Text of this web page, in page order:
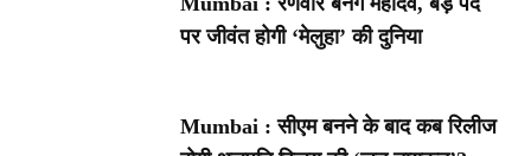
पर जीवंत होगी ‘मेलुहा’ की दुनिया
Mumbai : सीएम बनने के बाद कब रिलीज